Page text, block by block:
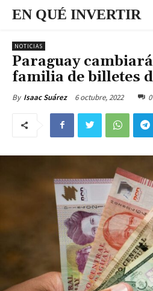
EN QUÉ INVERTIR
NOTICIAS
Paraguay
familia de billetes
By Isaac Suárez 6 octubre, 2022 0